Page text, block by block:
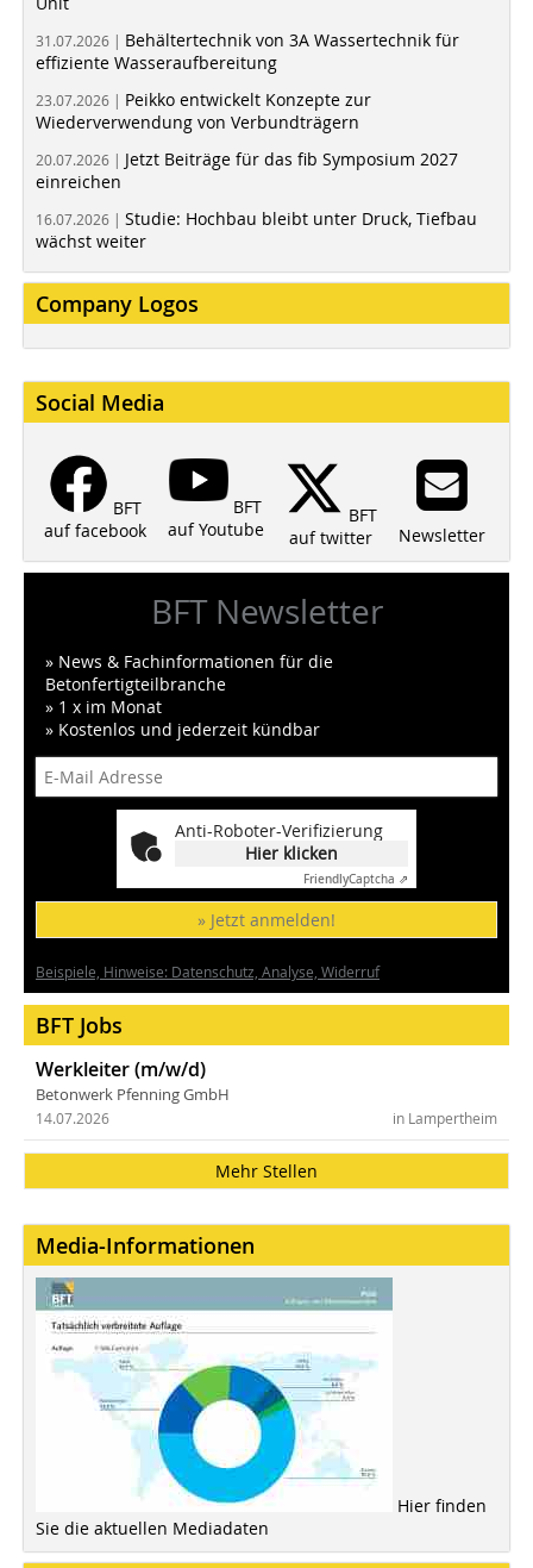
31.07.2026 | Behältertechnik von 3A Wassertechnik für
effiziente Wasseraufbereitung
23.07.2026 | Peikko entwickelt Konzepte zur
Wiederverwendung von Verbundträgern
20.07.2026 | Jetzt Beiträge für das fib Symposium 2027
einreichen
16.07.2026 | Studie: Hochbau bleibt unter Druck, Tiefbau
wächst weiter
Company Logos
Social Media
BFT
auf facebook
BFT
auf Youtube
BFT
auf twitter
Newsletter
BFT Newsletter
» News & Fachinformationen für die
Betonfertigteilbranche
» 1 x im Monat
» Kostenlos und jederzeit kündbar
Anti-Roboter-Verifizierung
Hier klicken
FriendlyCaptcha ⇗
» Jetzt anmelden!
Beispiele, Hinweise: Datenschutz, Analyse, Widerruf
BFT Jobs
Werkleiter (m/w/d)
Betonwerk Pfenning GmbH
in Lampertheim
14.07.2026
Mehr Stellen
Media-Informationen
Hier finden
Sie die aktuellen Mediadaten